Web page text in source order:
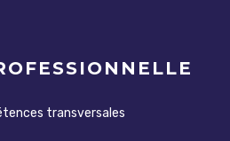
transversales